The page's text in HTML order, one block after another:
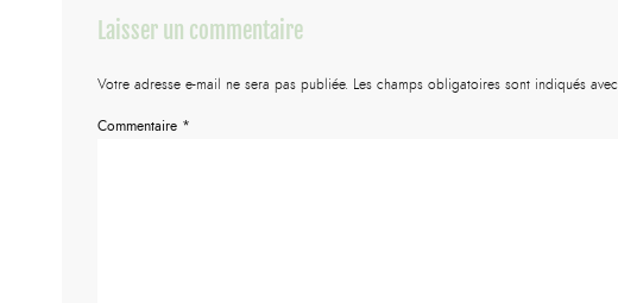
Laisser un commentaire
Votre adresse e-mail ne sera pas publiée. Les champs obligatoires sont indiqués avec
Commentaire *